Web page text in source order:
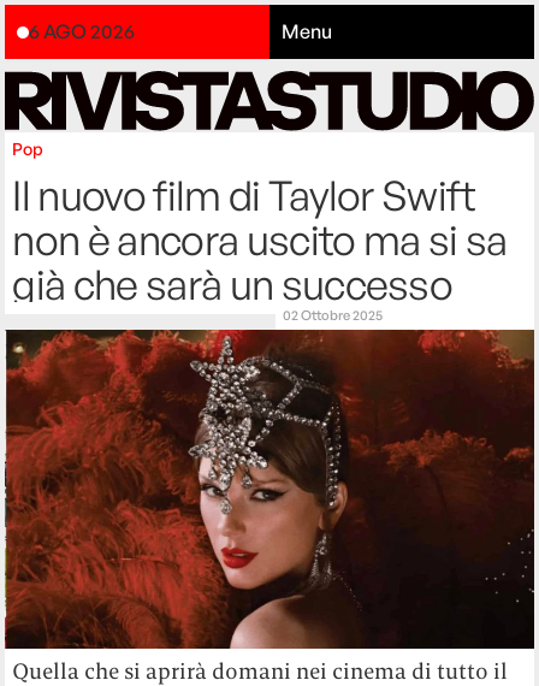
6 AGO 2026 Menu
Pop
Il nuovo film di Taylor Swift
non è ancora uscito ma si sa
già che sarà un successo
02 Ottobre 2025
Quella che si aprirà domani nei cinema di tutto il